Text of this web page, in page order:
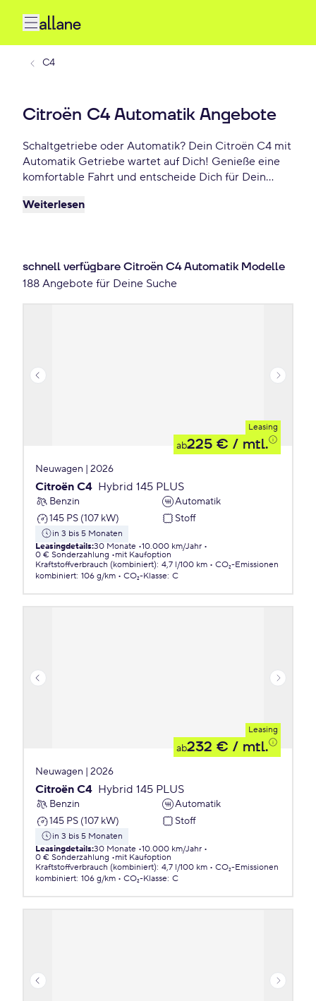
C4
Citroën C4 Automatik Angebote
Schaltgetriebe oder Automatik? Dein Citroën C4 mit
Automatik Getriebe wartet auf Dich! Genieße eine
komfortable Fahrt und entscheide Dich für Dein
Leasing- und Finanzierungsangeboten – bereits ab
Weiterlesen
schnell verfügbare Citroën C4 Automatik Modelle
188 Angebote für Deine Suche
Leasing
ab225 € / mtl.
Neuwagen | 2026
Citroën C4 Hybrid 145 PLUS
Benzin
Automatik
145 PS (107 kW)
Stoff
in 3 bis 5 Monaten
Leasingdetails:30 Monate 10.000 km/Jahr
0 € Sonderzahlung
mit Kaufoption
Kraftstoffverbrauch (kombiniert): 4,7 l/100 km
CO₂-Emissionen
kombiniert: 106 g/km CO₂-Klasse: C
Leasing
ab232 € / mtl.
Neuwagen | 2026
Citroën C4 Hybrid 145 PLUS
Benzin
Automatik
145 PS (107 kW)
Stoff
in 3 bis 5 Monaten
Leasingdetails:30 Monate 10.000 km/Jahr
0 € Sonderzahlung
mit Kaufoption
Kraftstoffverbrauch (kombiniert): 4,7 l/100 km
CO₂-Emissionen
kombiniert: 106 g/km CO₂-Klasse: C